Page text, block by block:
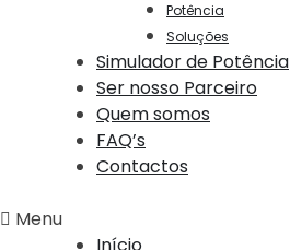
Potência
Soluções
Simulador de Potência
Ser nosso Parceiro
Quem somos
FAQ’s
Contactos
Menu